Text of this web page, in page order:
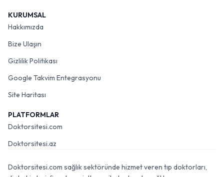
KURUMSAL
Hakkımızda
Bize Ulaşın
Gizlilik Politikası
Google Takvim Entegrasyonu
Site Haritası
PLATFORMLAR
Doktorsitesi.com
Doktorsitesi.az
Doktorsitesi.com sağlık sektöründe hizmet veren tıp doktorları,